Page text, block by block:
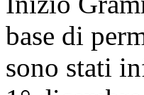
base di
sono stati